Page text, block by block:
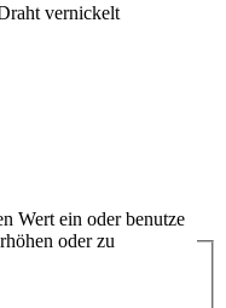
Wert ein oder benutze
oder zu